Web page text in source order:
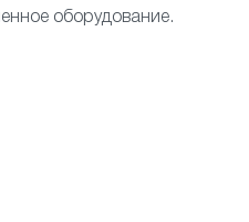
оборудование.